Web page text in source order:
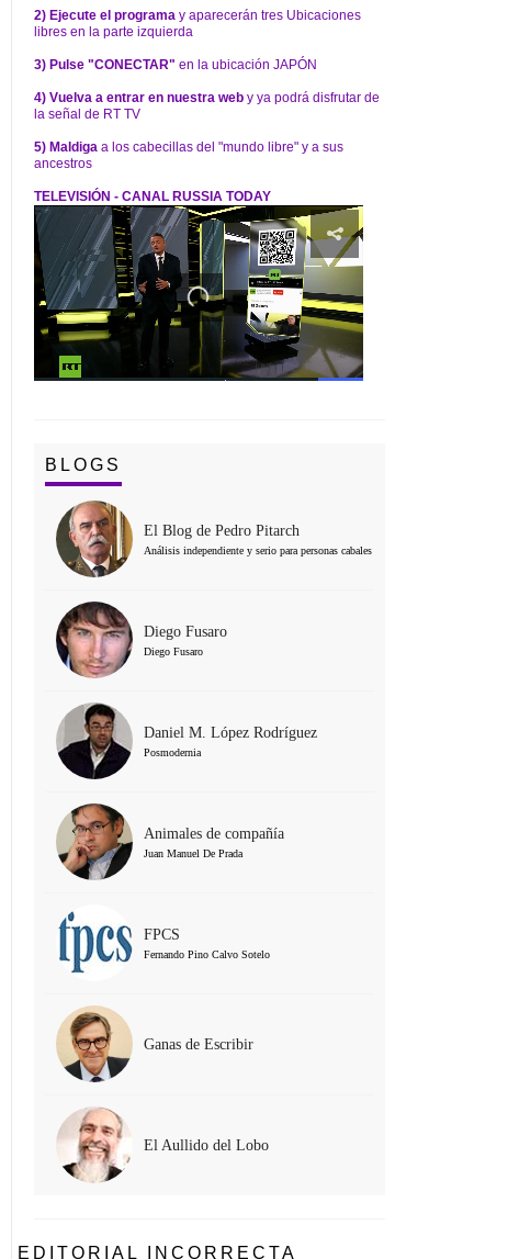
2) Ejecute el programa y aparecerán tres Ubicaciones
libres en la parte izquierda
3) Pulse "CONECTAR" en la ubicación JAPÓN
4) Vuelva a entrar en nuestra web y ya podrá disfrutar de
la señal de RT TV
5) Maldiga a los cabecillas del "mundo libre" y a sus
ancestros
TELEVISIÓN - CANAL RUSSIA TODAY
BLOGS
El Blog de Pedro Pitarch
Análisis independiente y serio para personas cabales
Diego Fusaro
Diego Fusaro
Daniel M. López Rodríguez
Posmodernia
Animales de compañía
Juan Manuel De Prada
FPCS
Fernando Pino Calvo Sotelo
Ganas de Escribir
El Aullido del Lobo
EDITORIAL INCORRECTA